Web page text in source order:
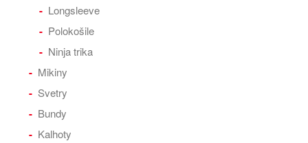
Longsleeve
Polokošile
Ninja trika
Mikiny
Svetry
Bundy
Kalhoty